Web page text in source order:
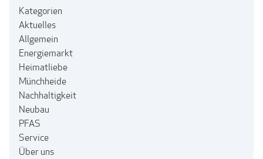
Kategorien
Aktuelles
Allgemein
Energiemarkt
Heimatliebe
Münchheide
Nachhaltigkeit
Neubau
PFAS
Service
Über uns